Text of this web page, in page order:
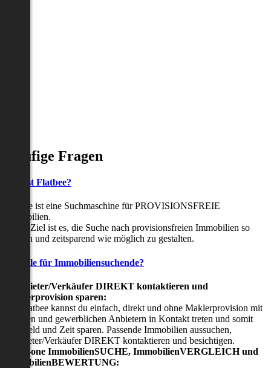
Häufige Fragen
Was ist Flatbee?
Flatbee ist eine Suchmaschine für PROVISIONSFREIE
Immobilien.
Unser Ziel ist es, die Suche nach provisionsfreien Immobilien so
einfach und zeitsparend wie möglich zu gestalten.
Vorteile für Immobiliensuchende?
Viermieter/Verkäufer DIREKT kontaktieren und
Maklerprovision sparen:
Mit Flatbee kannst du einfach, direkt und ohne Maklerprovision mit
privaten und gewerblichen Anbietern in Kontakt treten und somit
viel Geld und Zeit sparen. Passende Immobilien aussuchen,
Vermieter/Verkäufer DIREKT kontaktieren und besichtigen.
All-in-one ImmobilienSUCHE, ImmobilienVERGLEICH und
ImmobilienBEWERTUNG: